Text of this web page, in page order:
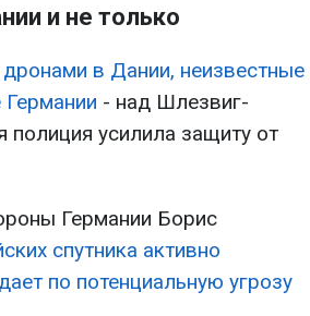
и не только
в Дании, неизвестные
Германии - над Шлезвиг-
полиция усилила защиту от
Германии Борис
спутника активно
по потенциальную угрозу